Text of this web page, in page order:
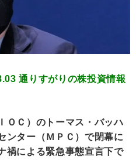
通りすがりの株投資情報
ＯＣ）のトーマス・バッハ
ンター（ＭＰＣ）で閉幕に
禍による緊急事態宣言下で